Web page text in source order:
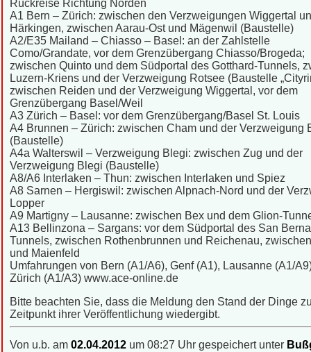
Rückreise Richtung Norden
A1 Bern – Zürich: zwischen den Verzweigungen Wiggertal
Härkingen, zwischen Aarau-Ost und Mägenwil (Baustelle)
A2/E35 Mailand – Chiasso – Basel: an der Zahlstelle
Como/Grandate, vor dem Grenzübergang Chiasso/Brogeda;
zwischen Quinto und dem Südportal des Gotthard-Tunnels,
Luzern-Kriens und der Verzweigung Rotsee (Baustelle
zwischen Reiden und der Verzweigung Wiggertal, vor dem
Grenzübergang Basel/Weil
A3 Zürich – Basel: vor dem Grenzübergang/Basel St. Louis
A4 Brunnen – Zürich: zwischen Cham und der Verzweigung
(Baustelle)
A4a Walterswil – Verzweigung Blegi: zwischen Zug und der
Verzweigung Blegi (Baustelle)
A8/A6 Interlaken – Thun: zwischen Interlaken und Spiez
A8 Sarnen – Hergiswil: zwischen Alpnach-Nord und der
Lopper
A9 Martigny – Lausanne: zwischen Bex und dem Glion-
A13 Bellinzona – Sargans: vor dem Südportal des San
Tunnels, zwischen Rothenbrunnen und Reichenau,
und Maienfeld
Umfahrungen von Bern (A1/A6), Genf (A1), Lausanne (A1/
Zürich (A1/A3) www.ace-online.de
Bitte beachten Sie, dass die Meldung den Stand der Dinge
Zeitpunkt ihrer Veröffentlichung wiedergibt.
Von u.b. am 02.04.2012 um 08:27 Uhr gespeichert unter